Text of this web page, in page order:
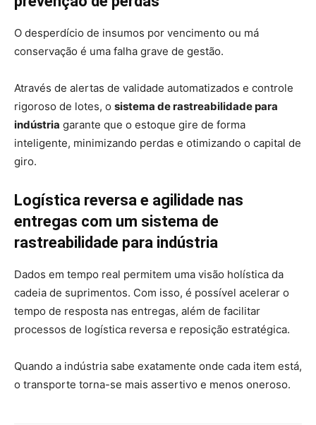
O desperdício de insumos por vencimento ou má
conservação é uma falha grave de gestão.
Através de alertas de validade automatizados e controle
rigoroso de lotes, o sistema de rastreabilidade para
indústria garante que o estoque gire de forma
inteligente, minimizando perdas e otimizando o capital de
giro.
Logística reversa e agilidade nas
entregas com um sistema de
rastreabilidade para indústria
Dados em tempo real permitem uma visão holística da
cadeia de suprimentos. Com isso, é possível acelerar o
tempo de resposta nas entregas, além de facilitar
processos de logística reversa e reposição estratégica.
Quando a indústria sabe exatamente onde cada item está,
o transporte torna-se mais assertivo e menos oneroso.